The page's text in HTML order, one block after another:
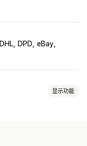
DHL DPD eBay
显示功能